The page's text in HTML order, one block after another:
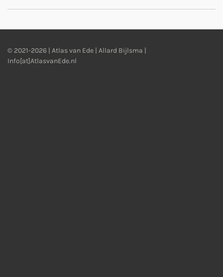
© 2021-2026 | Atlas van Ede | Allard Bijlsma |
Info[at]AtlasvanEde.nl